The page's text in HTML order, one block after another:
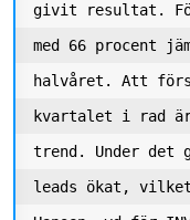
givit resultat.
med 66 procent
halvåret. Att
kvartalet i rad är
trend. Under det
leads ökat,